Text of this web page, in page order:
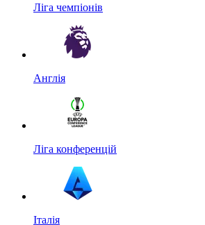
Ліга чемпіонів
Англія
Ліга конференцій
Італія